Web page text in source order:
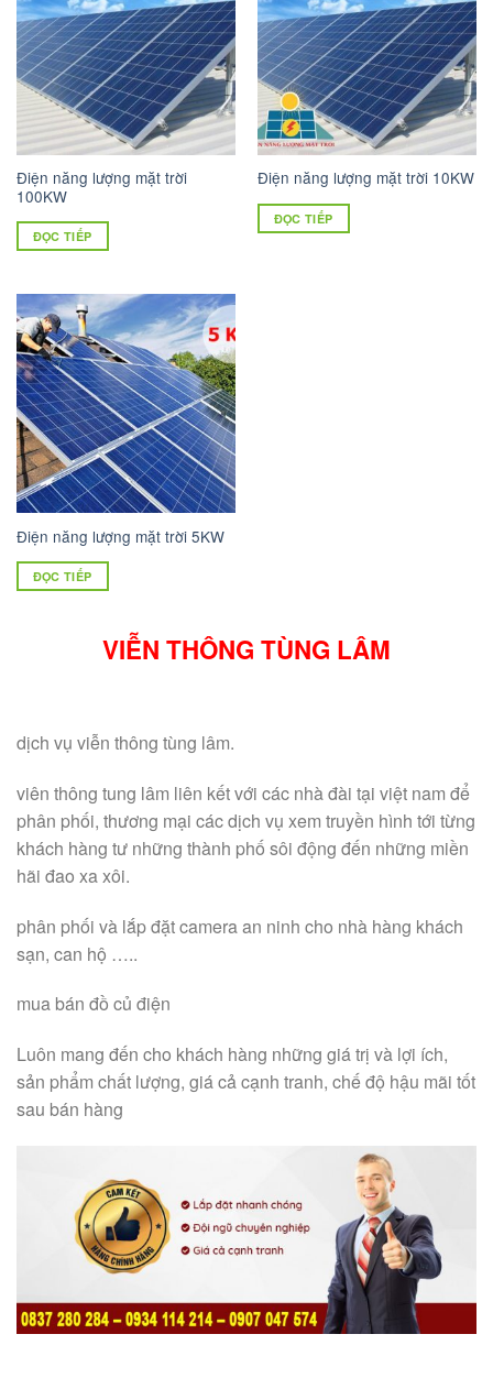
Điện năng lượng mặt trời
100KW
ĐỌC TIẾP
Điện năng lượng mặt trời 10KW
ĐỌC TIẾP
Điện năng lượng mặt trời 5KW
ĐỌC TIẾP
VIỄN THÔNG TÙNG LÂM
dịch vụ viễn thông tùng lâm.
viên thông tung lâm liên kết với các nhà đài tại việt nam để
phân phối, thương mại các dịch vụ xem truyền hình tới từng
khách hàng tư những thành phố sôi động đến những miền
hãi đao xa xôi.
phân phối và lắp đặt camera an ninh cho nhà hàng khách
sạn, can hộ …..
mua bán đồ củ điện
Luôn mang đến cho khách hàng những giá trị và lợi ích,
sản phẩm chất lượng, giá cả cạnh tranh, chế độ hậu mãi tốt
sau bán hàng